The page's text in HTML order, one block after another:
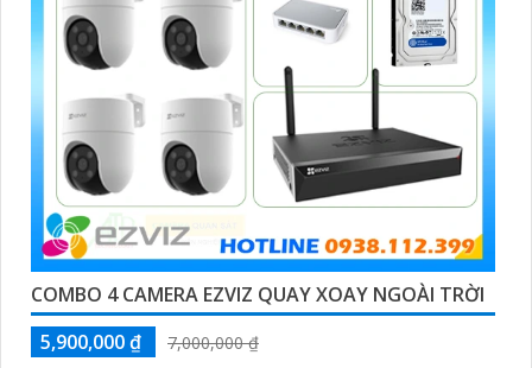
COMBO 4 CAMERA EZVIZ QUAY XOAY NGOÀI TRỜI
5,900,000 ₫
7,000,000 ₫